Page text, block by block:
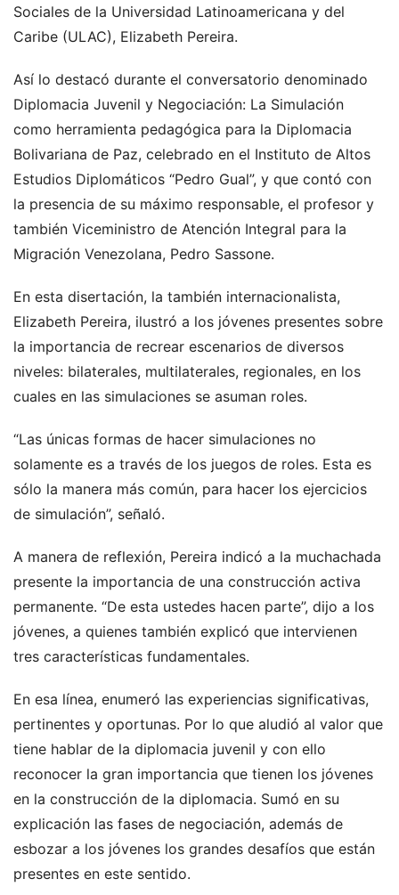
Sociales de la Universidad Latinoamericana y del
Caribe (ULAC), Elizabeth Pereira.
Así lo destacó durante el conversatorio denominado
Diplomacia Juvenil y Negociación: La Simulación
como herramienta pedagógica para la Diplomacia
Bolivariana de Paz, celebrado en el Instituto de Altos
Estudios Diplomáticos “Pedro Gual”, y que contó con
la presencia de su máximo responsable, el profesor y
también Viceministro de Atención Integral para la
Migración Venezolana, Pedro Sassone.
En esta disertación, la también internacionalista,
Elizabeth Pereira, ilustró a los jóvenes presentes sobre
la importancia de recrear escenarios de diversos
niveles: bilaterales, multilaterales, regionales, en los
cuales en las simulaciones se asuman roles.
“Las únicas formas de hacer simulaciones no
solamente es a través de los juegos de roles. Esta es
sólo la manera más común, para hacer los ejercicios
de simulación”, señaló.
A manera de reflexión, Pereira indicó a la muchachada
presente la importancia de una construcción activa
permanente. “De esta ustedes hacen parte”, dijo a los
jóvenes, a quienes también explicó que intervienen
tres características fundamentales.
En esa línea, enumeró las experiencias significativas,
pertinentes y oportunas. Por lo que aludió al valor que
tiene hablar de la diplomacia juvenil y con ello
reconocer la gran importancia que tienen los jóvenes
en la construcción de la diplomacia. Sumó en su
explicación las fases de negociación, además de
esbozar a los jóvenes los grandes desafíos que están
presentes en este sentido.